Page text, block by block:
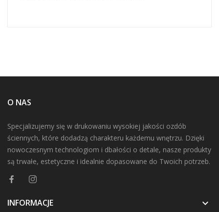
O NAS
Specjalizujemy się w drukowaniu wysokiej jakości ozdób
ściennych, które dodadzą charakteru każdemu wnętrzu. Dzięki
nowoczesnym technologiom i dbałości o detale, nasze produkty
są trwałe, estetyczne i idealnie dopasowane do Twoich potrzeb.
INFORMACJE 